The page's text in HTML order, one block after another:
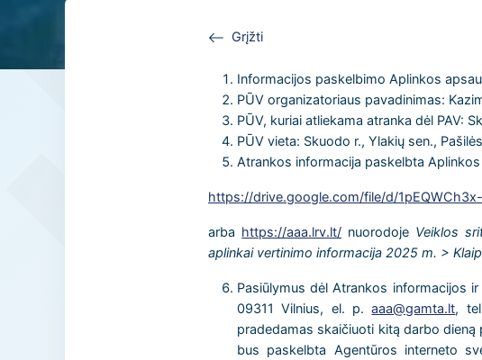
Grįžti
Informacijos paskelbimo Aplinkos
PŪV organizatoriaus pavadinimas:
PŪV, kuriai atliekama atranka dėl PAV:
PŪV vieta: Skuodo r., Ylakių sen.,
Atrankos informacija paskelbta
https://drive.google.com/file/d/
arba https://aaa.lrv.lt/ nuorodoje Veiklos
aplinkai vertinimo informacija 2025 m. >
Pasiūlymus dėl Atrankos informacijos
09311 Vilnius, el. p.aaa@gamta.lt,
pradedamas skaičiuoti kitą darbo
bus paskelbta Agentūros interneto